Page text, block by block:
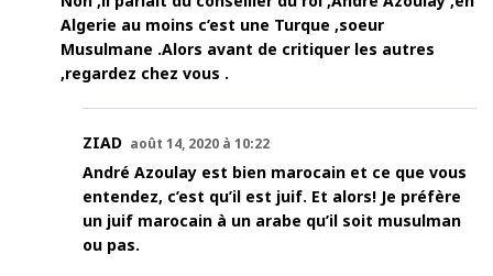
Algerie au moins c’est une Turque ,soeur
Musulmane .Alors avant de critiquer les autres
,regardez chez vous .
ZIAD août 14, 2020 à 10:22
André Azoulay est bien marocain et ce que vous
entendez, c’est qu’il est juif. Et alors! Je préfère
un juif marocain à un arabe qu’il soit musulman
ou pas.